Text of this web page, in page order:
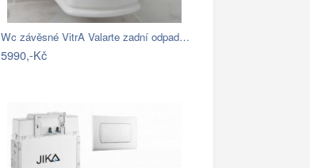
Wc závěsné VitrA Valarte zadní odpad…
5990,-Kč